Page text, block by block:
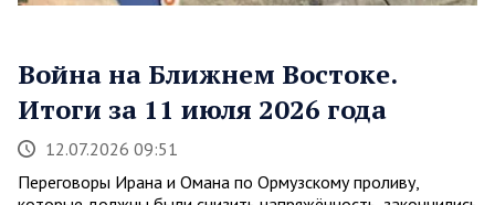
Война на Ближнем Востоке.
Итоги за 11 июля 2026 года
12.07.2026 09:51
Переговоры Ирана и Омана по Ормузскому проливу,